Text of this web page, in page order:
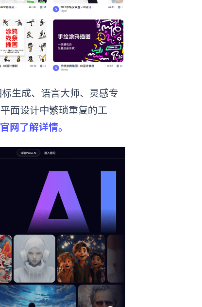
生成、语言大师、灵感专
面设计中繁琐重复的工
网了解详情。